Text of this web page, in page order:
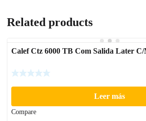
Related products
Calef Ctz 6000 TB Com Salida Later C/
Leer más
Compare